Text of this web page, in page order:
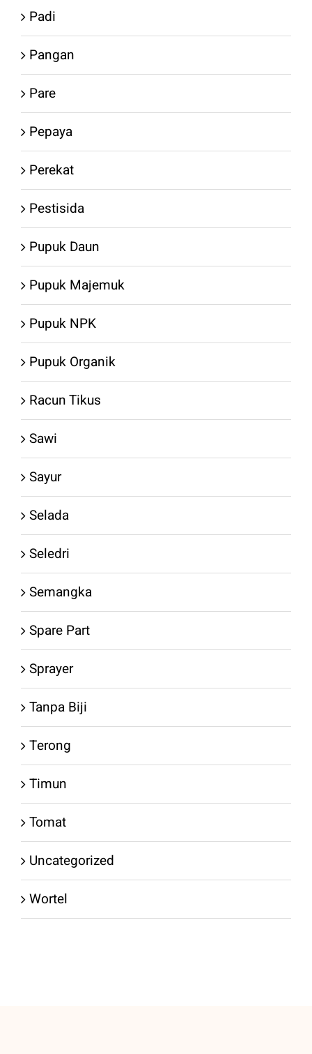
Padi
Pangan
Pare
Pepaya
Perekat
Pestisida
Pupuk Daun
Pupuk Majemuk
Pupuk NPK
Pupuk Organik
Racun Tikus
Sawi
Sayur
Selada
Seledri
Semangka
Spare Part
Sprayer
Tanpa Biji
Terong
Timun
Tomat
Uncategorized
Wortel